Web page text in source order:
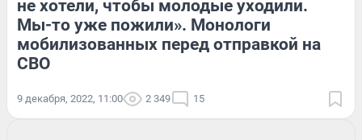
не хотели, чтобы молодые уходили.
Мы-то уже пожили». Монологи
мобилизованных перед отправкой на
СВО
9 декабря, 2022, 11:00 2 349 15